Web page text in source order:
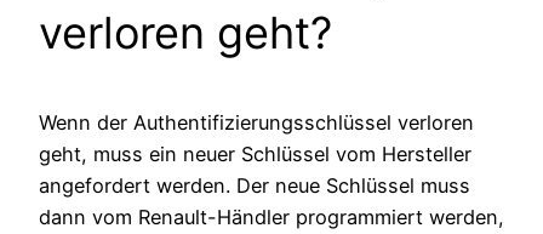
verloren geht?
Wenn der Authentifizierungsschlüssel verloren
geht, muss ein neuer Schlüssel vom Hersteller
angefordert werden. Der neue Schlüssel muss
dann vom Renault-Händler programmiert werden,